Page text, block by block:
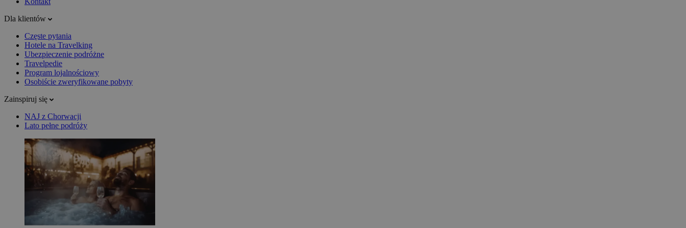
Dla klientów
Częste pytania
Hotele na Travelking
Ubezpieczenie podróżne
Travelpedie
Program lojalnościowy
Osobiście zweryfikowane pobyty
Zainspiruj się
NAJ z Chorwacji
Lato pełne podróży